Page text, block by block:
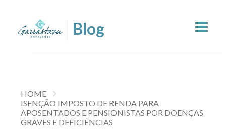
HOME
ISENÇÃO IMPOSTO DE RENDA PARA
APOSENTADOS E PENSIONISTAS POR DOENÇAS
GRAVES E DEFICIÊNCIAS